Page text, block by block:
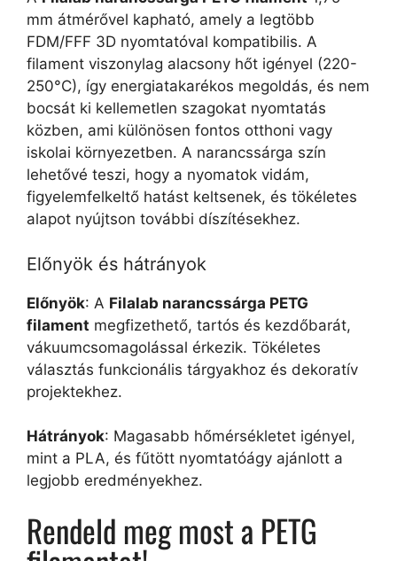
mm átmérővel kapható, amely a legtöbb
FDM/FFF 3D nyomtatóval kompatibilis. A
filament viszonylag alacsony hőt igényel (220-
250°C), így energiatakarékos megoldás, és nem
bocsát ki kellemetlen szagokat nyomtatás
közben, ami különösen fontos otthoni vagy
iskolai környezetben. A narancssárga szín
lehetővé teszi, hogy a nyomatok vidám,
figyelemfelkeltő hatást keltsenek, és tökéletes
alapot nyújtson további díszítésekhez.
Előnyök és hátrányok
Előnyök: A Filalab narancssárga PETG
filament megfizethető, tartós és kezdőbarát,
vákuumcsomagolással érkezik. Tökéletes
választás funkcionális tárgyakhoz és dekoratív
projektekhez.
Hátrányok: Magasabb hőmérsékletet igényel,
mint a PLA, és fűtött nyomtatóágy ajánlott a
legjobb eredményekhez.
Rendeld meg most a PETG